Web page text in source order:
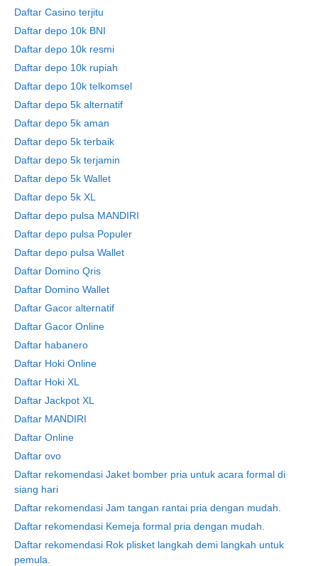
Daftar Casino terjitu
Daftar depo 10k BNI
Daftar depo 10k resmi
Daftar depo 10k rupiah
Daftar depo 10k telkomsel
Daftar depo 5k alternatif
Daftar depo 5k aman
Daftar depo 5k terbaik
Daftar depo 5k terjamin
Daftar depo 5k Wallet
Daftar depo 5k XL
Daftar depo pulsa MANDIRI
Daftar depo pulsa Populer
Daftar depo pulsa Wallet
Daftar Domino Qris
Daftar Domino Wallet
Daftar Gacor alternatif
Daftar Gacor Online
Daftar habanero
Daftar Hoki Online
Daftar Hoki XL
Daftar Jackpot XL
Daftar MANDIRI
Daftar Online
Daftar ovo
Daftar rekomendasi Jaket bomber pria untuk acara formal di
siang hari
Daftar rekomendasi Jam tangan rantai pria dengan mudah.
Daftar rekomendasi Kemeja formal pria dengan mudah.
Daftar rekomendasi Rok plisket langkah demi langkah untuk
pemula.